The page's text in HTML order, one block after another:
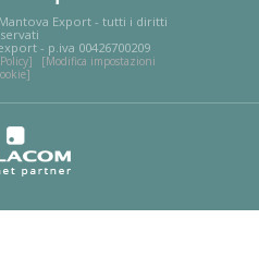
Export - tutti i diritti
- p.iva 00426700209
[Modifica impostazioni